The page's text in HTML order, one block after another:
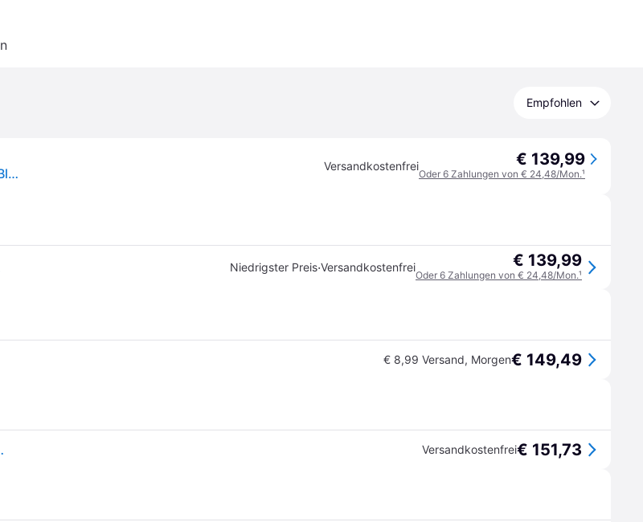
Empfohlen
Thule Yepp Nexxt 2 Maxi Frame Mount Fahrradsitz, Midnight Black Versandkostenfrei € 139,99
Oder 6 Zahlungen von € 24,48/Mon.¹
Niedrigster Preis·Versandkostenfrei € 139,99
Oder 6 Zahlungen von € 24,48/Mon.¹
€ 8,99 Versand, Morgen€ 149,49
Black, One-Size Versandkostenfrei€ 151,73